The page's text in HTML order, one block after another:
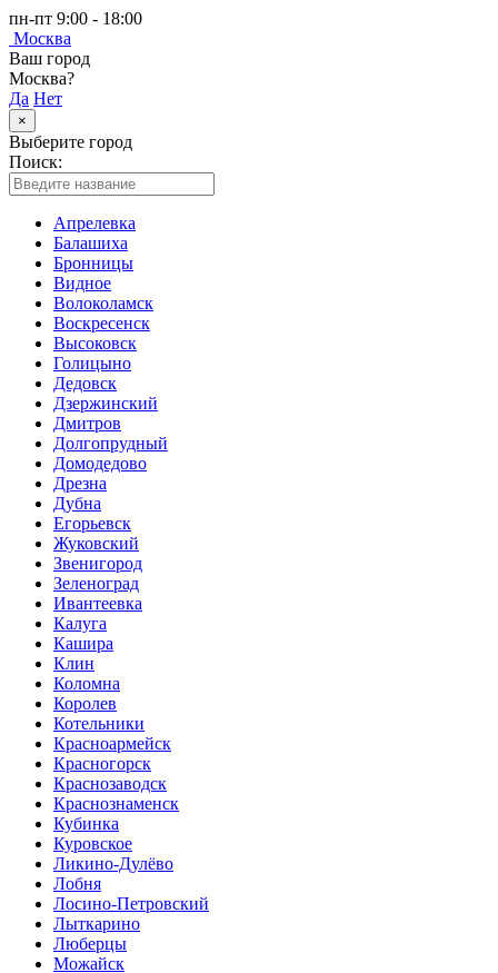
пн-пт 9:00 - 18:00
Москва
Ваш город
Москва?
Да Нет
×
Выберите город
Поиск:
Апрелевка
Балашиха
Бронницы
Видное
Волоколамск
Воскресенск
Высоковск
Голицыно
Дедовск
Дзержинский
Дмитров
Долгопрудный
Домодедово
Дрезна
Дубна
Егорьевск
Жуковский
Звенигород
Зеленоград
Ивантеевка
Калуга
Кашира
Клин
Коломна
Королев
Котельники
Красноармейск
Красногорск
Краснозаводск
Краснознаменск
Кубинка
Куровское
Ликино-Дулёво
Лобня
Лосино-Петровский
Лыткарино
Люберцы
Можайск